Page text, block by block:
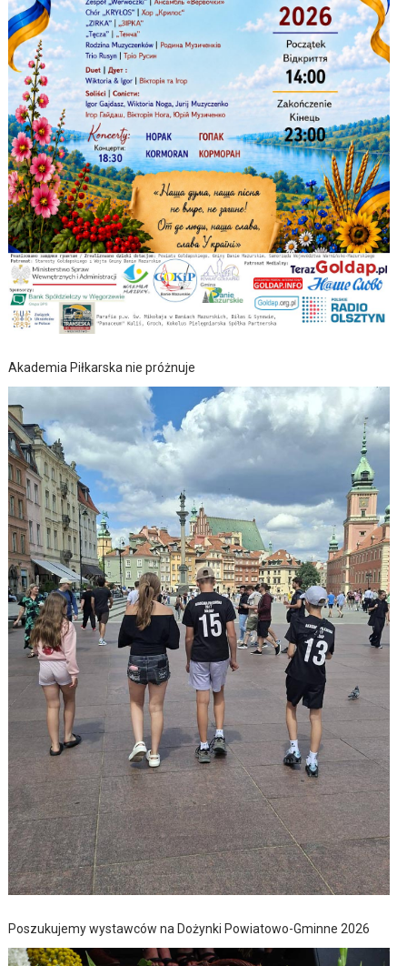
Akademia Piłkarska nie próżnuje
Poszukujemy wystawców na Dożynki Powiatowo-Gminne 2026